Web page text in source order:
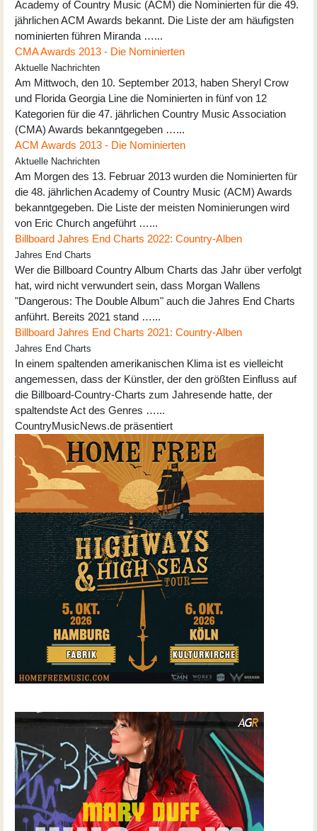
Academy of Country Music (ACM) die Nominierten für die 49.
jährlichen ACM Awards bekannt. Die Liste der am häufigsten
nominierten führen Miranda …...
CMA Awards 2013 - Die Nominierten
Aktuelle Nachrichten
Am Mittwoch, den 10. September 2013, haben Sheryl Crow
und Florida Georgia Line die Nominierten in fünf von 12
Kategorien für die 47. jährlichen Country Music Association
(CMA) Awards bekanntgegeben …...
ACM Awards 2013 - Die Nominierten
Aktuelle Nachrichten
Am Morgen des 13. Februar 2013 wurden die Nominierten für
die 48. jährlichen Academy of Country Music (ACM) Awards
bekanntgegeben. Die Liste der meisten Nominierungen wird
von Eric Church angeführt …...
Billboard Jahres End Charts 2022: Country-Alben
Jahres End Charts
Wer die Billboard Country Album Charts das Jahr über verfolgt
hat, wird nicht verwundert sein, dass Morgan Wallens
"Dangerous: The Double Album" auch die Jahres End Charts
anführt. Bereits 2021 stand …...
Billboard Jahres End Charts 2021: Country-Alben
Jahres End Charts
In einem spaltenden amerikanischen Klima ist es vielleicht
angemessen, dass der Künstler, der den größten Einfluss auf
die Billboard-Country-Charts zum Jahresende hatte, der
spaltendste Act des Genres …...
CountryMusicNews.de präsentiert